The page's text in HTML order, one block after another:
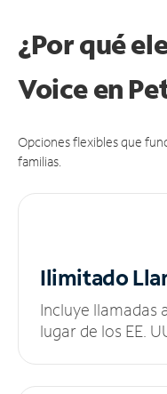
¿Por qué
Voice en
Opciones flexibles que
familias.
Ilimitado
Incluye llamadas
lugar de los EE.